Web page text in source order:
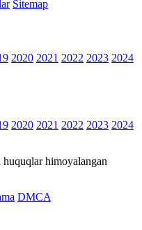
Sitemap
2020 2021 2022 2023 2024
2020 2021 2022 2023 2024
himoyalangan
DMCA